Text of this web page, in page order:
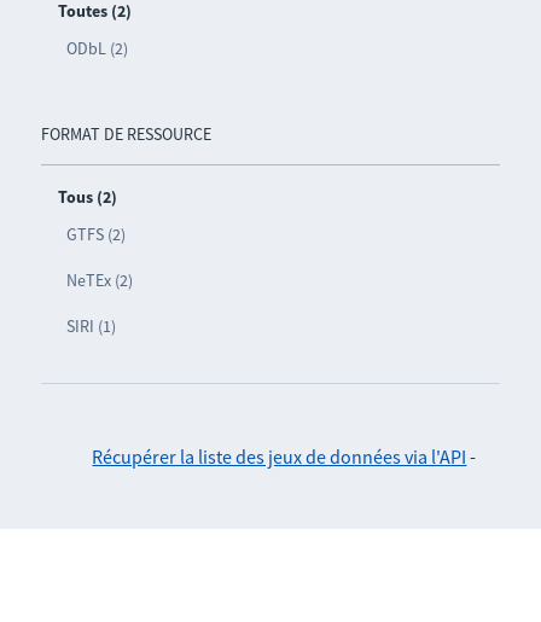
Toutes (2)
ODbL (2)
FORMAT DE RESSOURCE
Tous (2)
GTFS (2)
NeTEx (2)
SIRI (1)
Récupérer la liste des jeux de données via l'API -